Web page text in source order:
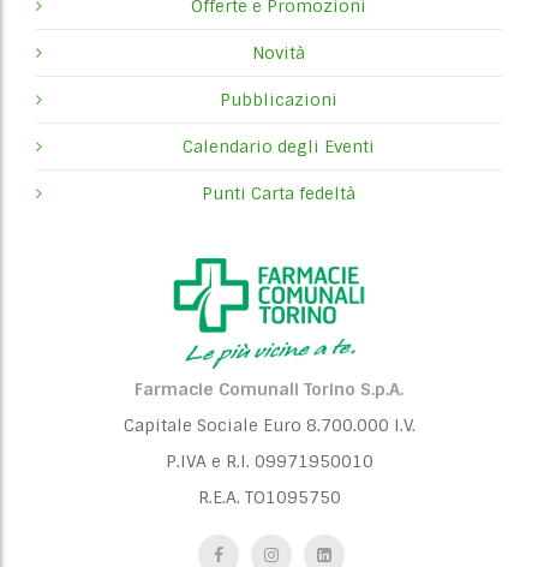
Offerte e Promozioni
Novità
Pubblicazioni
Calendario degli Eventi
Punti Carta fedeltà
Farmacie Comunali Torino S.p.A.
Capitale Sociale Euro 8.700.000 I.V.
P.IVA e R.I. 09971950010
R.E.A. TO1095750